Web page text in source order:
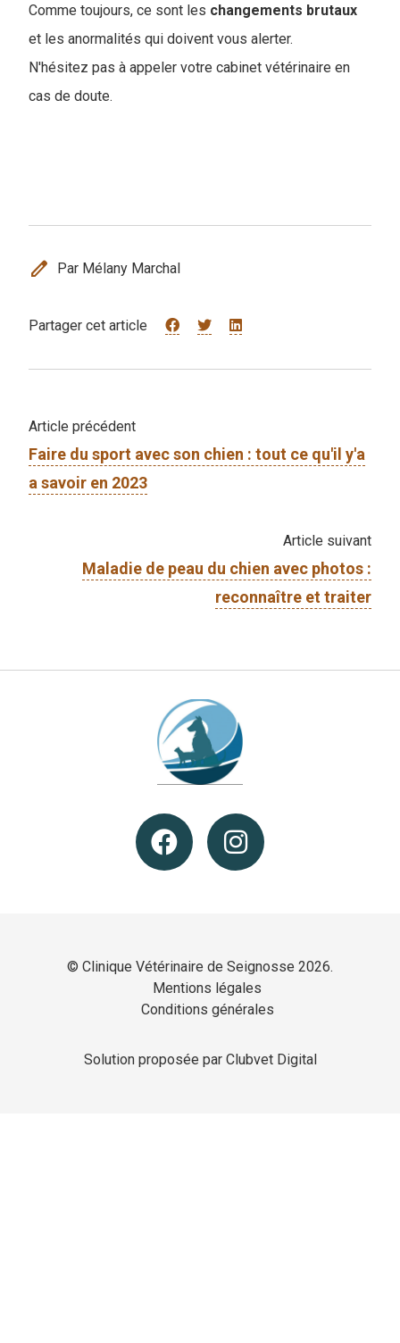
Comme toujours, ce sont les changements brutaux
et les anormalités qui doivent vous alerter.
N'hésitez pas à appeler votre cabinet vétérinaire en
cas de doute.
edit Par Mélany Marchal
Partager cet article
Article précédent
Faire du sport avec son chien : tout ce qu'il y'a
a savoir en 2023
Article suivant
Maladie de peau du chien avec photos :
reconnaître et traiter
© Clinique Vétérinaire de Seignosse 2026.
Mentions légales
Conditions générales
Solution proposée par Clubvet Digital